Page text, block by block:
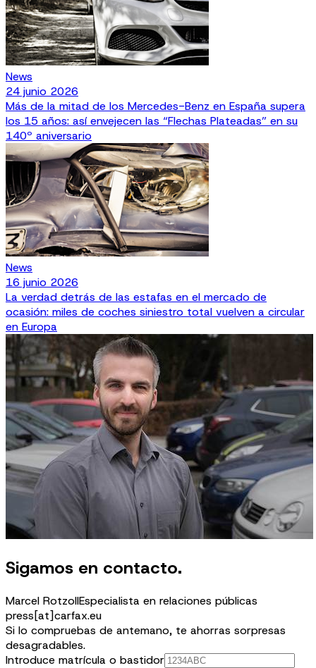
News
24 junio 2026
Más de la mitad de los Mercedes-Benz en España supera
los 15 años: así envejecen las “Flechas Plateadas” en su
140º aniversario
News
16 junio 2026
La verdad detrás de las estafas en el mercado de
ocasión: miles de coches siniestro total vuelven a circular
en Europa
Sigamos en contacto.
Marcel RotzollEspecialista en relaciones públicas
press[at]carfax.eu
Si lo compruebas de antemano, te ahorras sorpresas
desagradables.
Introduce matrícula o bastidor